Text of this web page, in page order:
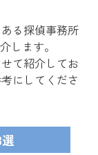
る探偵事務所
します。
て紹介してお
にしてくださ